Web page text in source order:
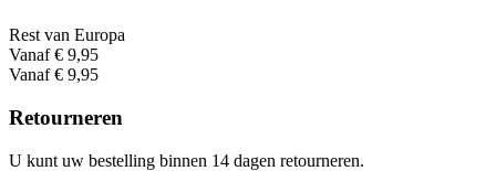
Rest van Europa
Vanaf € 9,95
Vanaf € 9,95
Retourneren
U kunt uw bestelling binnen 14 dagen retourneren.